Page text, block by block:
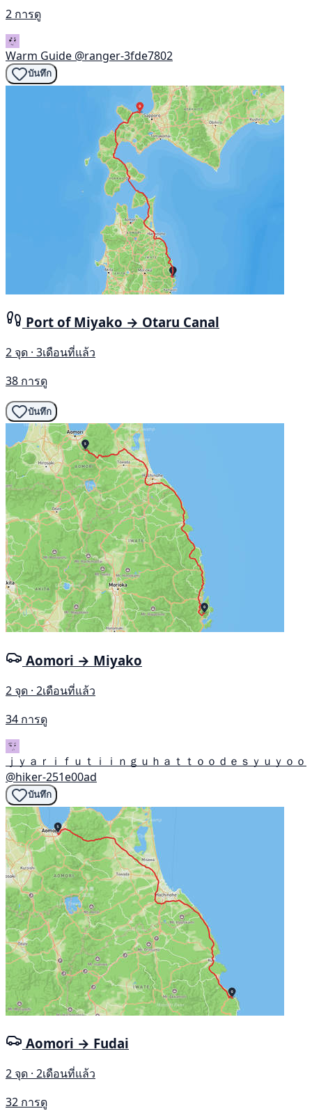
2 การดู
Warm Guide @ranger-3fde7802
บันทึก
Port of Miyako → Otaru Canal
2 จุด · 3เดือนที่แล้ว
38 การดู
บันทึก
Aomori → Miyako
2 จุด · 2เดือนที่แล้ว
34 การดู
ｊｙａｒｉｆｕｔｉｉｎｇｕｈａｔｔｏｏｄｅｓｙｕｙｏｏ
@hiker-251e00ad
บันทึก
Aomori → Fudai
2 จุด · 2เดือนที่แล้ว
32 การดู